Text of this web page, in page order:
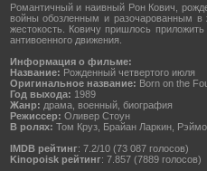
Романтичный и наивный Рон Кович,
войны обозленным и разочарованным в
жестокость. Ковичу пришлось
антивоенного движения.
Информация о фильме:
Название: Рожденный четвертого июля
Оригинальное название: Born on the
Год выхода: 1989
Жанр: драма, военный, биография
Режиссер: Оливер Стоун
В ролях: Том Круз, Брайан Ларкин,
IMDB рейтинг: 7.2/10 (73 087 голосов)
Kinopoisk рейтинг: 7.857 (7889 голосов)